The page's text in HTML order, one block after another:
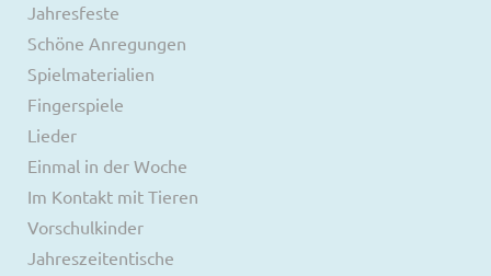
Jahresfeste
Schöne Anregungen
Spielmaterialien
Fingerspiele
Lieder
Einmal in der Woche
Im Kontakt mit Tieren
Vorschulkinder
Jahreszeitentische